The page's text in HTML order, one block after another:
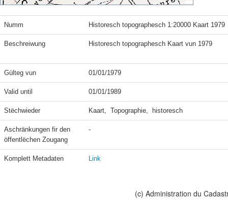
Numm Historesch topographesch 1:20000 Kaart 1979
Beschreiwung Historesch topographesch Kaart vun 1979
Gülteg vun 01/01/1979
Valid until 01/01/1989
Stëchwieder Kaart,  Topographie,  historesch
Aschränkungen fir den
öffentlëchen Zougang
-
Komplett Metadaten Link
(c) Administration du